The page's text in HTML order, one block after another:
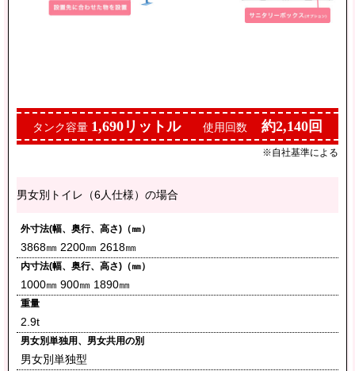
タンク容量 1,690リットル使用回数 約2,140回
※自社基準による
男女別トイレ（6人仕様）の場合
外寸法(幅、奥行、高さ)（㎜）
3868㎜ 2200㎜ 2618㎜
内寸法(幅、奥行、高さ)（㎜）
1000㎜ 900㎜ 1890㎜
重量
2.9t
男女別単独用、男女共用の別
男女別単独型